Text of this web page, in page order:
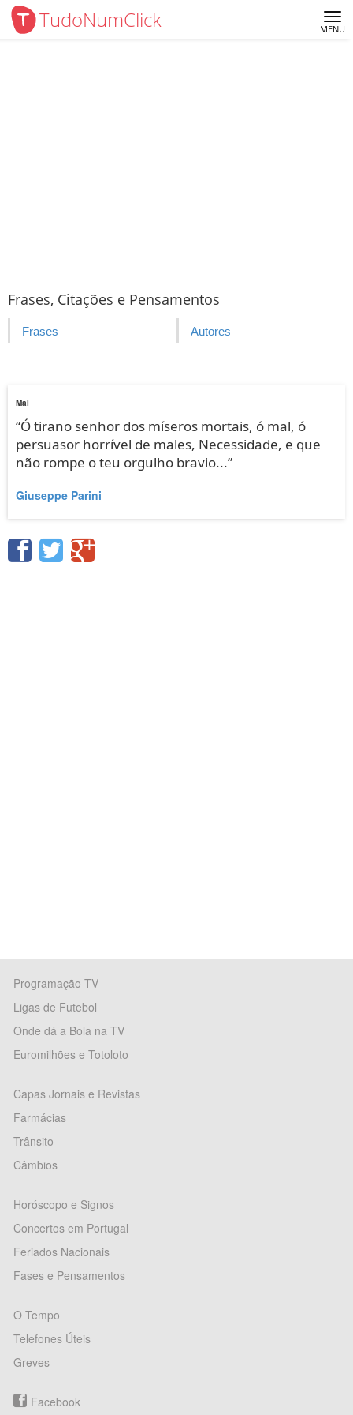
TudoNumClick MENU
Frases, Citações e Pensamentos
Frases Autores
Mal
“Ó tirano senhor dos míseros mortais, ó mal, ó
persuasor horrível de males, Necessidade, e que
não rompe o teu orgulho bravio...”
Giuseppe Parini
Programação TV
Ligas de Futebol
Onde dá a Bola na TV
Euromilhões e Totoloto
Capas Jornais e Revistas
Farmácias
Trânsito
Câmbios
Horóscopo e Signos
Concertos em Portugal
Feriados Nacionais
Fases e Pensamentos
O Tempo
Telefones Úteis
Greves
Facebook